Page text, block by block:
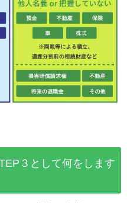
３として何をします